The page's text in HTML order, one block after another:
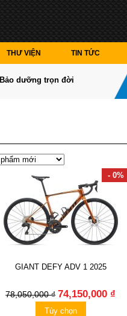
THƯ VIỆN TIN TỨC
Bảo dưỡng trọn đời
- 0%
GIANT DEFY ADV 1 2025
78,050,000 ₫ 74,150,000 ₫
Tùy chọn